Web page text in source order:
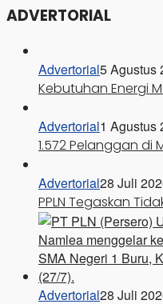
ADVERTORIAL
Advertorial5 Agustus
Kebutuhan Energi
Advertorial1 Agustus
1.572 Pelanggan di
Advertorial28 Juli
PPLN Tegaskan
Advertorial28 Juli